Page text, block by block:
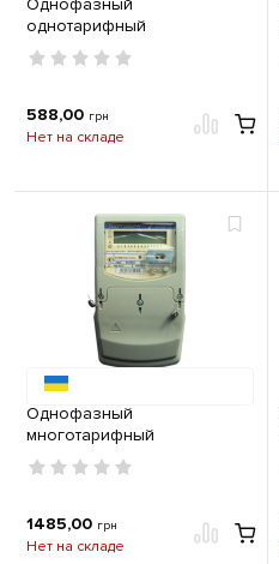
Однофазный
однотарифный
электросчетчик ЦЭ 6807Б-U
K 1,0 220В 5-60А М6Р5Д2
588,00 грн
Нет на складе
Однофазный
многотарифный
электросчетчик CE 102-U S7
145 AVU 230В (5-60А)
1485,00 грн
Нет на складе